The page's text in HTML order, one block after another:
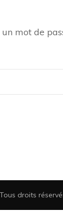
mot de
droits